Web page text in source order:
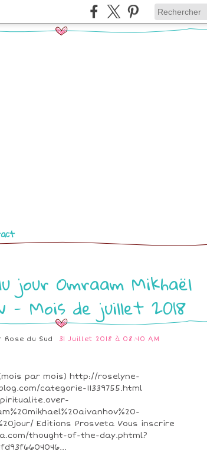
jour Omraam Mikhaël
- Mois de juillet 2018
Rose du Sud 31 Juillet 2018 à 08:40 AM
par mois) http://roselyne-
categorie-11339755.html
Editions Prosveta Vous inscrire
thought-of-the-day.phtml?